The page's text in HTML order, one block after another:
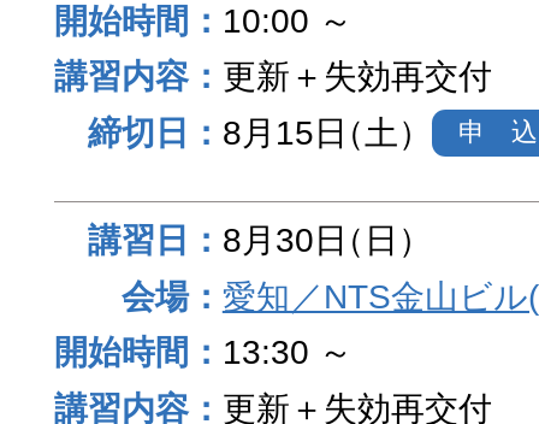
10:00 ～
更新＋失効再交付
8月15日（土） 申 込
8月30日（日）
愛知／NTS金山ビ
13:30 ～
更新＋失効再交付